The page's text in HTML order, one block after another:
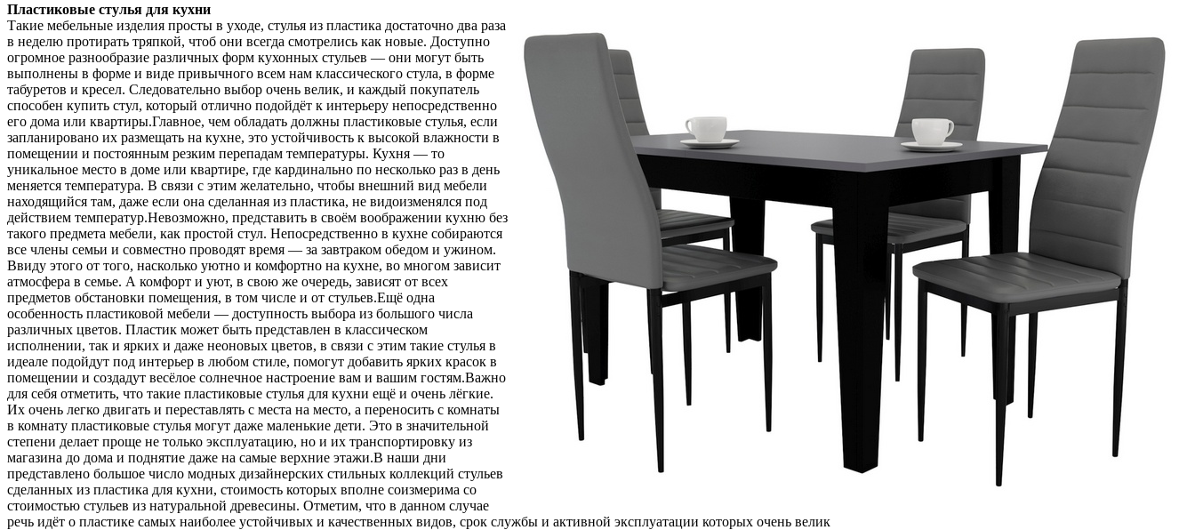
Пластиковые стулья для кухни
Такие мебельные изделия просты в уходе, стулья из пластика достаточно два раза
в неделю протирать тряпкой, чтоб они всегда смотрелись как новые. Доступно
огромное разнообразие различных форм кухонных стульев — они могут быть
выполнены в форме и виде привычного всем нам классического стула, в форме
табуретов и кресел. Следовательно выбор очень велик, и каждый покупатель
способен купить стул, который отлично подойдёт к интерьеру непосредственно
его дома или квартиры.Главное, чем обладать должны пластиковые стулья, если
запланировано их размещать на кухне, это устойчивость к высокой влажности в
помещении и постоянным резким перепадам температуры. Кухня — то
уникальное место в доме или квартире, где кардинально по несколько раз в день
меняется температура. В связи с этим желательно, чтобы внешний вид мебели
находящийся там, даже если она сделанная из пластика, не видоизменялся под
действием температур.Невозможно, представить в своём воображении кухню без
такого предмета мебели, как простой стул. Непосредственно в кухне собираются
все члены семьи и совместно проводят время — за завтраком обедом и ужином.
Ввиду этого от того, насколько уютно и комфортно на кухне, во многом зависит
атмосфера в семье. А комфорт и уют, в свою же очередь, зависят от всех
предметов обстановки помещения, в том числе и от стульев.Ещё одна
особенность пластиковой мебели — доступность выбора из большого числа
различных цветов. Пластик может быть представлен в классическом
исполнении, так и ярких и даже неоновых цветов, в связи с этим такие стулья в
идеале подойдут под интерьер в любом стиле, помогут добавить ярких красок в
помещении и создадут весёлое солнечное настроение вам и вашим гостям.Важно
для себя отметить, что такие пластиковые стулья для кухни ещё и очень лёгкие.
Их очень легко двигать и переставлять с места на место, а переносить с комнаты
в комнату пластиковые стулья могут даже маленькие дети. Это в значительной
степени делает проще не только эксплуатацию, но и их транспортировку из
магазина до дома и поднятие даже на самые верхние этажи.В наши дни
представлено большое число модных дизайнерских стильных коллекций стульев
сделанных из пластика для кухни, стоимость которых вполне соизмерима со
стоимостью стульев из натуральной древесины. Отметим, что в данном случае
речь идёт о пластике самых наиболее устойчивых и качественных видов, срок службы и активной эксплуатации которых очень велик